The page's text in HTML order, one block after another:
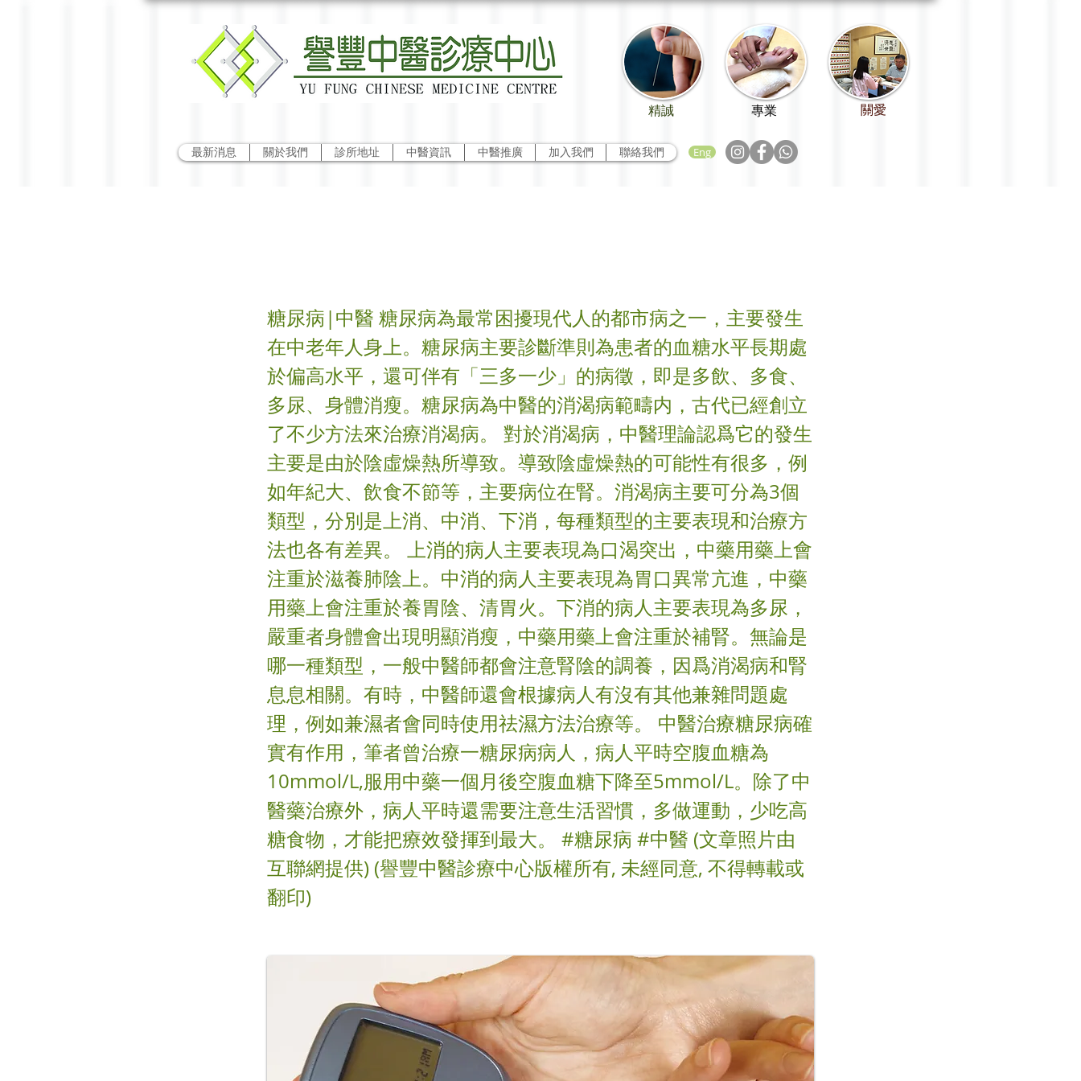
精誠
最新消息 關於我們 診所地址 中醫資訊 中醫推廣 加入我們 聯絡我們 Eng
專業 關愛
糖尿病|中醫 糖尿病為最常困擾現代人的都市病之一，主要發生
在中老年人身上。糖尿病主要診斷準則為患者的血糖水平長期處
於偏高水平，還可伴有「三多一少」的病徵，即是多飲、多食、
多尿、身體消瘦。糖尿病為中醫的消渴病範疇内，古代已經創立
了不少方法來治療消渴病。 對於消渴病，中醫理論認爲它的發生
主要是由於陰虛燥熱所導致。導致陰虛燥熱的可能性有很多，例
如年紀大、飲食不節等，主要病位在腎。消渴病主要可分為3個
類型，分別是上消、中消、下消，每種類型的主要表現和治療方
法也各有差異。 上消的病人主要表現為口渴突出，中藥用藥上會
注重於滋養肺陰上。中消的病人主要表現為胃口異常亢進，中藥
用藥上會注重於養胃陰、清胃火。下消的病人主要表現為多尿，
嚴重者身體會出現明顯消瘦，中藥用藥上會注重於補腎。無論是
哪一種類型，一般中醫師都會注意腎陰的調養，因爲消渴病和腎
息息相關。有時，中醫師還會根據病人有沒有其他兼雜問題處
理，例如兼濕者會同時使用祛濕方法治療等。 中醫治療糖尿病確
實有作用，筆者曾治療一糖尿病病人，病人平時空腹血糖為
10mmol/L,服用中藥一個月後空腹血糖下降至5mmol/L。除了中
醫藥治療外，病人平時還需要注意生活習慣，多做運動，少吃高
糖食物，才能把療效發揮到最大。 #糖尿病 #中醫 (文章照片由
互聯網提供) (譽豐中醫診療中心版權所有, 未經同意, 不得轉載或
翻印)